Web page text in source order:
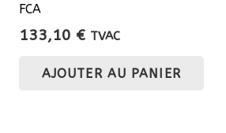
FCA
133,10 € TVAC
AJOUTER AU PANIER